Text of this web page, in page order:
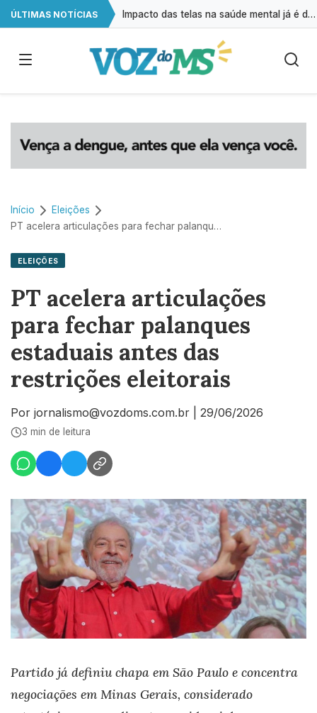
ÚLTIMAS NOTÍCIAS Impacto das telas na saúde mental já é debatido em 80% das escolas
Início
Eleições
PT acelera articulações para fechar palanques estaduais antes das restrições eleitorais
ELEIÇÕES
PT acelera articulações
para fechar palanques
estaduais antes das
restrições eleitorais
Por jornalismo@vozdoms.com.br 29/06/2026
3 min de leitura
Partido já definiu chapa em São Paulo e concentra
negociações em Minas Gerais, considerado